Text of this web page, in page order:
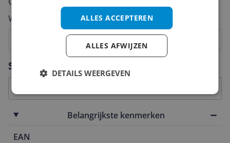
Specificaties
Belangrijkste kenmerken
EAN
Welk cijfer geef jij dit product?
8
Vraag 1 van 4
ALLES ACCEPTEREN
ALLES AFWIJZEN
DETAILS WEERGEVEN